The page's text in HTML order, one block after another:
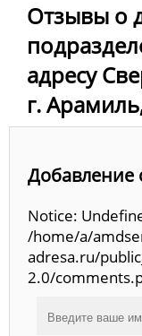
Отзывы о
адресу
г.
Добавление
Notice:
/home/a/
adresa.ru/
2.0/